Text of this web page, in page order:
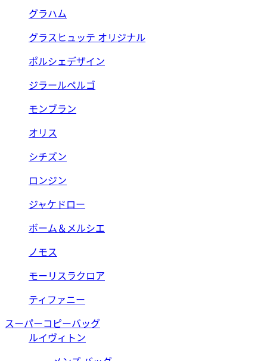
グラハム
グラスヒュッテ オリジナル
ポルシェデザイン
ジラールペルゴ
モンブラン
オリス
シチズン
ロンジン
ジャケドロー
ボーム＆メルシエ
ノモス
モーリスラクロア
ティファニー
スーパーコピーバッグ
ルイヴィトン